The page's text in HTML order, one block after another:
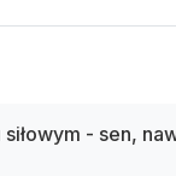
- sen,